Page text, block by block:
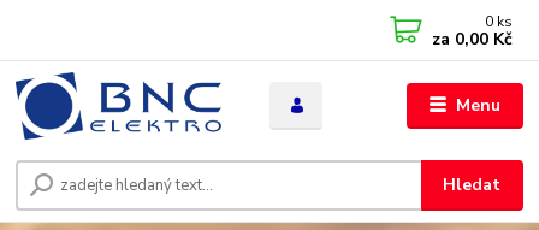
Menu
Hledat
0 ks
za 0,00 Kč